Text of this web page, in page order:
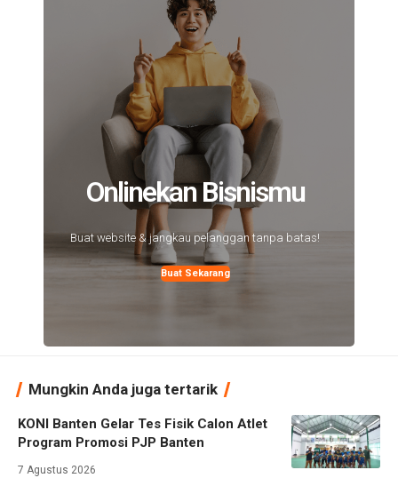
Onlinekan Bisnismu
Buat website & jangkau pelanggan tanpa batas!
Buat Sekarang
Mungkin Anda juga tertarik
KONI Banten Gelar Tes Fisik Calon Atlet
Program Promosi PJP Banten
7 Agustus 2026